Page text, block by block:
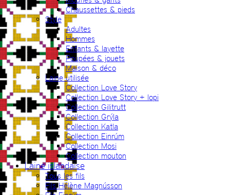
Chaussettes & pieds
Style
Adultes
Hommes
Enfants & layette
Poupées & jouets
Maison & déco
Laine utilisée
Collection Love Story
Collection Love Story + lopi
Collection Gilitrutt
Collection Grýla
Collection Katla
Collection Einrúm
Collection Mosi
Collection mouton
Laine islandaise
Tous les fils
Fils Hélène Magnússon